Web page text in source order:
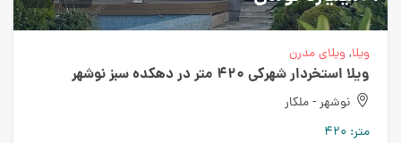
ویلا,ویلای مدرن
ویلا استخردار شهرکی 420 متر در دهکده سبز نوشهر
نوشهر - ملکار
متر: 420